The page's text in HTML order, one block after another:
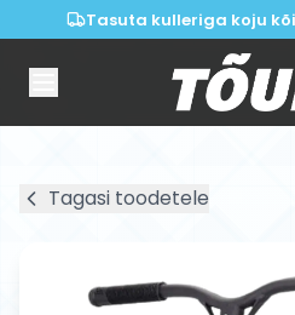
Tasuta kulleriga koju
Tagasi toodetele